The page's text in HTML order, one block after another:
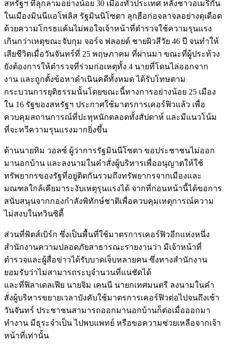
สหรัฐฯ ที่ลุกลามอย่างน้อย 30 เมืองทั่วประเทศ หลังชาวอเมริกัน
ในเมืองมินนีแอโพลิส รัฐมินนิโซตา ลุกฮือก่อจลาจลอย่างดุเดือด
ด้วยความโกรธแค้นไม่พอใจเจ้าหน้าที่ตำรวจใช้ความรุนแรง
เกินกว่าเหตุขณะจับกุม จอร์จ ฟลอยด์ ชายผิวสีวัย 46 ปี จนทำให้
เสียชีวิตเมื่อวันจันทร์ที่ 25 พฤษภาคม ที่ผ่านมา ขณะที่ผู้ประท้วง
ยังต้องการให้ตำรวจที่ร่วมก่อเหตุทั้ง 4 นายที่โดนไล่ออกจาก
งาน และถูกตั้งข้อหาดำเนินคดีทั้งหมด ได้รับโทษตาม
กระบวนการยุติธรรมนั้นโดยขณะนี้ทางการอย่างน้อย 25 เมือง
ใน 16 รัฐของสหรัฐฯ ประกาศใช้มาตรการเคอร์ฟิวแล้ว เพื่อ
ควบคุมสถานการณ์ที่ปะทุหนักตลอดทั้งสัปดาห์ และมีแนวโน้ม
ที่จะทวีความรุนแรงมากยิ่งขึ้น
ด้านนายทิม วอลซ์ ผู้ว่าการรัฐมินนีโซตา ขอประชาชนไม่ออก
มานอกบ้าน และลงนามในคำสั่งผู้บริหารเพื่ออนุญาตให้ใช้
ทรัพยากรของรัฐที่อยู่ติดกันรวมถึงทรัพยากรจากเมืองและ
มณฑลใกล้เคียมาระงับเหตุรุนแรงได้ จากที่ก่อนหน้านี้ได้ขอการ
สนับสนุนจากกองกำลังพิทักษ์ชาติเพื่อควบคุมเหตุการณ์ความ
ไม่สงบในทวินซิตี้
ส่วนที่พิตส์เบิร์ก ซึ่งเป็นพื้นที่ใช้มาตรการเคอร์ฟิวอีกแห่งหนึ่ง
สำนักงานความปลอดภัยสาธารณะรายงานว่า มีเจ้าหน้าที่
ตำรวจและผู้สื่อข่าวได้รับบาดเจ็บหลายคน ซึ่งทางสำนักงาน
ยอมรับว่าไม่สามารถระบุจำนวนที่แน่ชัดได้
และที่ฟิลาเดลเฟีย นายจิม เคนนี นายกเทศมนตรี ลงนามในคำ
สั่งผู้บริหารขยายเวลาบังคับใช้มาตรการเคอร์ฟิวต่อไปจนถึงเช้า
วันจันทร์ ประชาชนสามารถออกมานอกบ้านก็ต่อเมื่อออกมา
ทำงาน มีธุระจำเป็น ไปพบแพทย์ หรือขอความช่วยเหลือจากเจ้า
หน้าที่เท่านั้น